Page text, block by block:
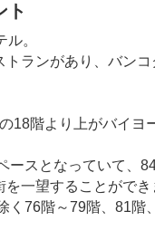
ト
。
トランがあり、バン
18階より上がバイヨ
ースとなっていて、
一望することができ
く76階～79階、81階